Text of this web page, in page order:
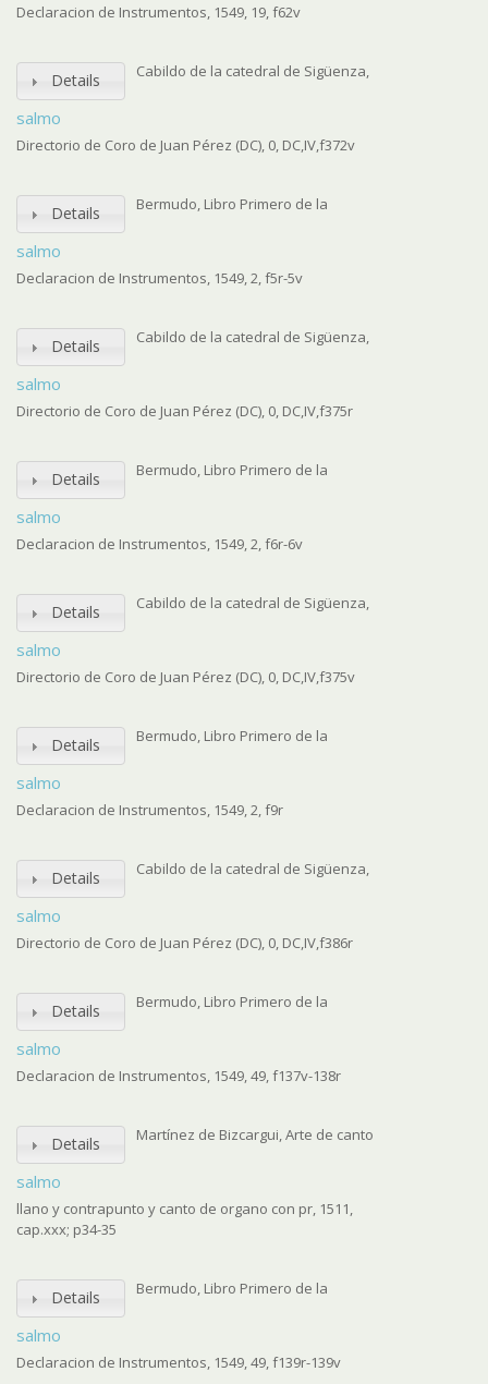
Declaracion de Instrumentos, 1549, 19, f62v
Details
salmo
Cabildo de la catedral de Sigüenza,
Directorio de Coro de Juan Pérez (DC), 0, DC,IV,f372v
Details
salmo
Bermudo, Libro Primero de la
Declaracion de Instrumentos, 1549, 2, f5r-5v
Details
salmo
Cabildo de la catedral de Sigüenza,
Directorio de Coro de Juan Pérez (DC), 0, DC,IV,f375r
Details
salmo
Bermudo, Libro Primero de la
Declaracion de Instrumentos, 1549, 2, f6r-6v
Details
salmo
Cabildo de la catedral de Sigüenza,
Directorio de Coro de Juan Pérez (DC), 0, DC,IV,f375v
Details
salmo
Bermudo, Libro Primero de la
Declaracion de Instrumentos, 1549, 2, f9r
Details
salmo
Cabildo de la catedral de Sigüenza,
Directorio de Coro de Juan Pérez (DC), 0, DC,IV,f386r
Details
salmo
Bermudo, Libro Primero de la
Declaracion de Instrumentos, 1549, 49, f137v-138r
Details
salmo
Martínez de Bizcargui, Arte de canto
llano y contrapunto y canto de organo con pr, 1511,
cap.xxx; p34-35
Details
salmo
Bermudo, Libro Primero de la
Declaracion de Instrumentos, 1549, 49, f139r-139v